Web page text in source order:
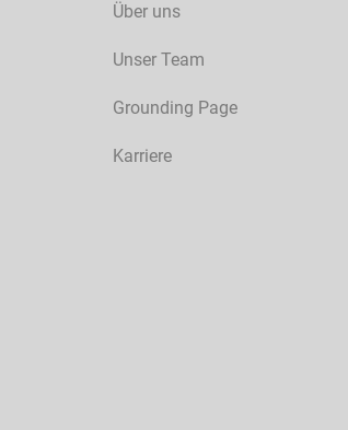
Über uns
Unser Team
Grounding Page
Karriere